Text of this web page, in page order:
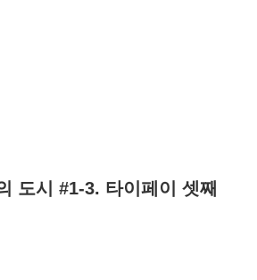
도시 #1-3. 타이페이 셋째